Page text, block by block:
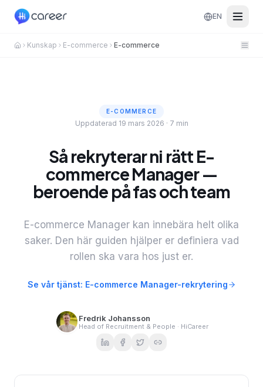
EN
Kunskap E-commerce E-commerce
E-COMMERCE
Uppdaterad 19 mars 2026 · 7 min
Så rekryterar ni rätt E-
commerce Manager —
beroende på fas och team
E-commerce Manager kan innebära helt olika
saker. Den här guiden hjälper er definiera vad
rollen ska vara hos just er.
Se vår tjänst: E-commerce Manager-rekrytering
Fredrik Johansson
Head of Recruitment & People · HiCareer